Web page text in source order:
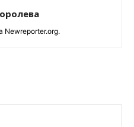
Newreporter.org.